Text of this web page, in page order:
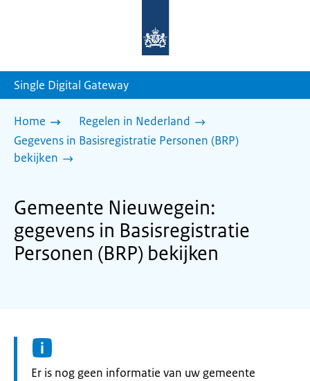
homepage
Single Digital Gateway
Home
Regelen in Nederland
Gegevens in Basisregistratie Personen (BRP)
bekijken
Gemeente Nieuwegein:
gegevens in Basisregistratie
Personen (BRP) bekijken
Informatie:
Er is nog geen informatie van uw gemeente